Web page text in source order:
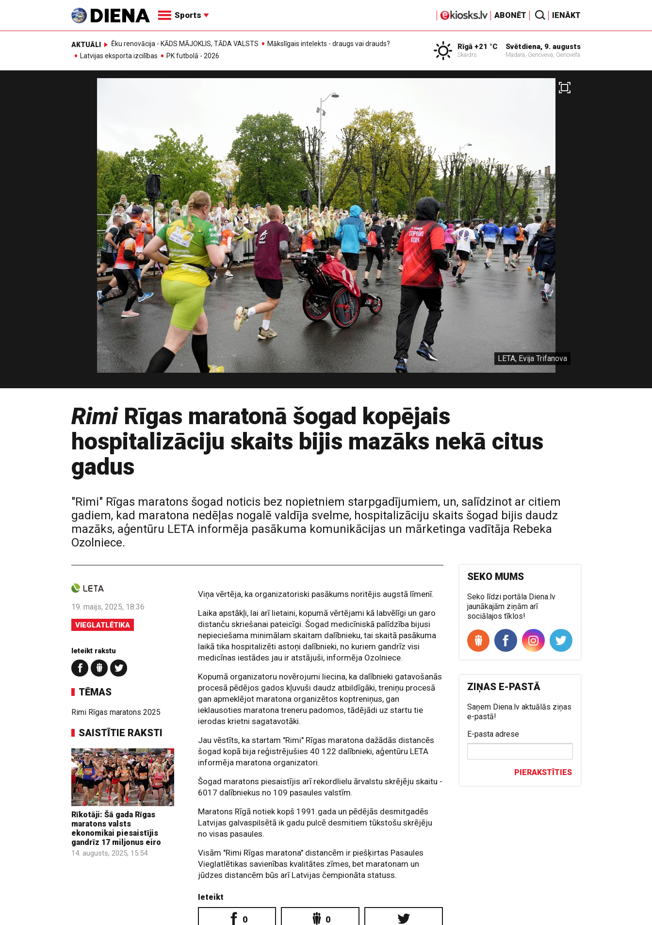
Sports ABONĒT IENĀKT
AKTUĀLI Ēku renovācija - KĀDS MĀJOKLIS, TĀDA VALSTS
Mākslīgais intelekts - draugs vai drauds?
Latvijas eksporta izcilības
PK futbolā - 2026
Rīgā +21 °C
Skaidrs
Svētdiena, 9. augusts
Madara, Genoveva, Genovefa
LETA, Evija Trifanova
RimiRīgas maratonā šogad kopējais
hospitalizāciju skaits bijis mazāks nekā citus
gadus
"Rimi" Rīgas maratons šogad noticis bez nopietniem starpgadījumiem, un, salīdzinot ar citiem
gadiem, kad maratona nedēļas nogalē valdīja svelme, hospitalizāciju skaits šogad bijis daudz
mazāks, aģentūru LETA informēja pasākuma komunikācijas un mārketinga vadītāja Rebeka
Ozolniece.
19. maijs, 2025, 18:36
VIEGLATLĒTIKA
Ieteikt rakstu
TĒMAS
Rimi Rīgas maratons 2025
SAISTĪTIE RAKSTI
Rīkotāji: Šā gada Rīgas
maratons valsts
ekonomikai piesaistījis
gandrīz 17 miljonus eiro
14. augusts, 2025, 15:54
Viņa vērtēja, ka organizatoriski pasākums noritējis augstā līmenī.
Laika apstākļi, lai arī lietaini, kopumā vērtējami kā labvēlīgi un garo
distanču skriešanai pateicīgi. Šogad medicīniskā palīdzība bijusi
nepieciešama minimālam skaitam dalībnieku, tai skaitā pasākuma
laikā tika hospitalizēti astoņi dalībnieki, no kuriem gandrīz visi
medicīnas iestādes jau ir atstājuši, informēja Ozolniece.
Kopumā organizatoru novērojumi liecina, ka dalībnieki gatavošanās
procesā pēdējos gados kļuvuši daudz atbildīgāki, treniņu procesā
gan apmeklējot maratona organizētos koptreniņus, gan
ieklausoties maratona treneru padomos, tādējādi uz startu tie
ierodas krietni sagatavotāki.
Jau vēstīts, ka startam "Rimi" Rīgas maratona dažādās distancēs
šogad kopā bija reģistrējušies 40 122 dalībnieki, aģentūru LETA
informēja maratona organizatori.
Šogad maratons piesaistījis arī rekordlielu ārvalstu skrējēju skaitu -
6017 dalībniekus no 109 pasaules valstīm.
Maratons Rīgā notiek kopš 1991.gada un pēdējās desmitgadēs
Latvijas galvaspilsētā ik gadu pulcē desmitiem tūkstošu skrējēju
no visas pasaules.
Visām "Rimi Rīgas maratona" distancēm ir piešķirtas Pasaules
Vieglatlētikas savienības kvalitātes zīmes, bet maratonam un
jūdzes distancēm būs arī Latvijas čempionāta statuss.
Ieteikt
0 0
SEKO MUMS
Seko līdzi portāla Diena.lv
jaunākajām ziņām arī
sociālajos tīklos!
ZIŅAS E-PASTĀ
Saņem Diena.lv aktuālās ziņas
e-pastā!
E-pasta adrese
PIERAKSTĪTIES